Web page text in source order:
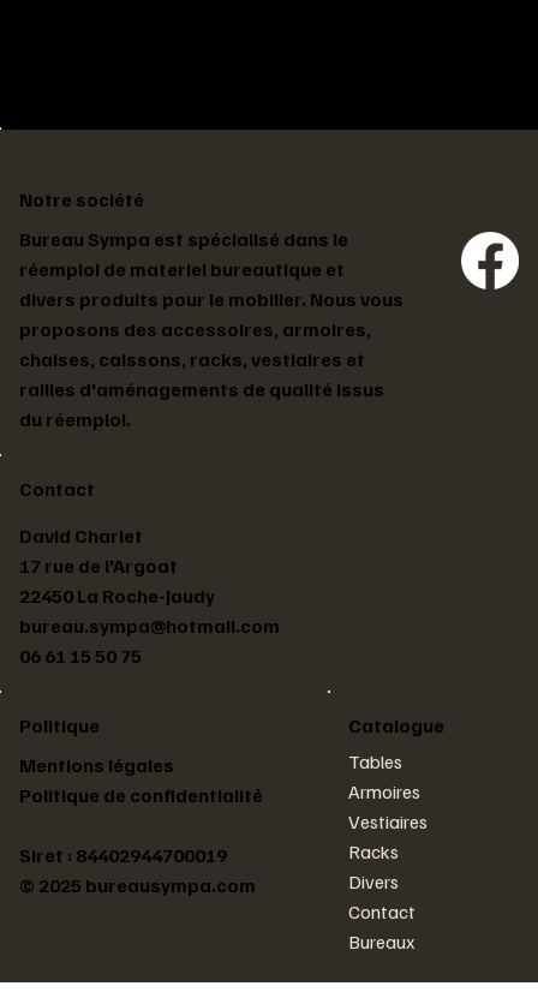
Notre société
Bureau Sympa est spécialisé dans le
réemploi de materiel bureautique et
divers produits pour le mobilier. Nous vous
proposons des accessoires, armoires,
chaises, caissons, racks, vestiaires et
railles d'aménagements de qualité issus
du réemploi.
Contact
David Charlet
17 rue de l'Argoat
22450 La Roche-Jaudy
bureau.sympa@hotmail.com
06 61 15 50 75
Catalogue
Tables
Armoires
Vestiaires
Racks
Divers
Contact
Bureaux
Politique
Mentions légales
Politique de confidentialité
Siret : 84402944700019
© 2025 bureausympa.com